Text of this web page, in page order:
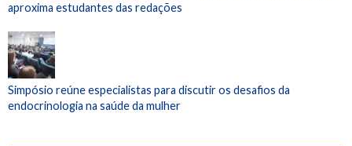
aproxima estudantes das redações
Simpósio reúne especialistas para discutir os desafios da
endocrinologia na saúde da mulher